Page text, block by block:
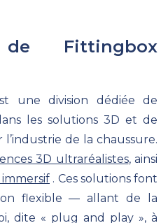
Fittingbox
une division dédiée de
les solutions 3D et de
de la chaussure.
3D ultraréalistes, ainsi
. Ces solutions font
flexible — allant de la
dite « plug and play », à